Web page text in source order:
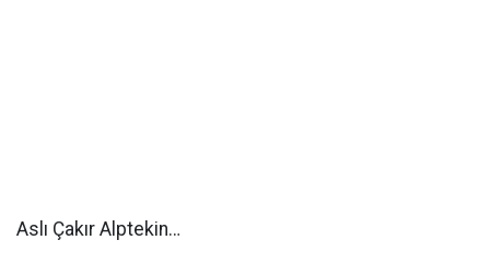
Aslı Çakır Alptekin…